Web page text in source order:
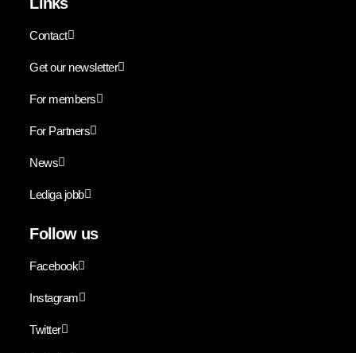
Contact
Get our newsletter
For members
For Partners
News
Lediga jobb
Follow us
Facebook
Instagram
Twitter